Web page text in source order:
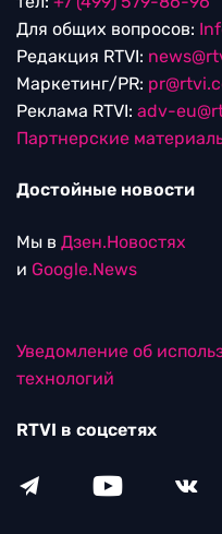
Для общих вопросов:
Редакция RTVI:
Маркетинг/PR:
Реклама RTVI: adv-
Партнерские
Достойные новости
Мы в Дзен.Новостях
и Google.News
Уведомление об
технологий
RTVI в соцсетях